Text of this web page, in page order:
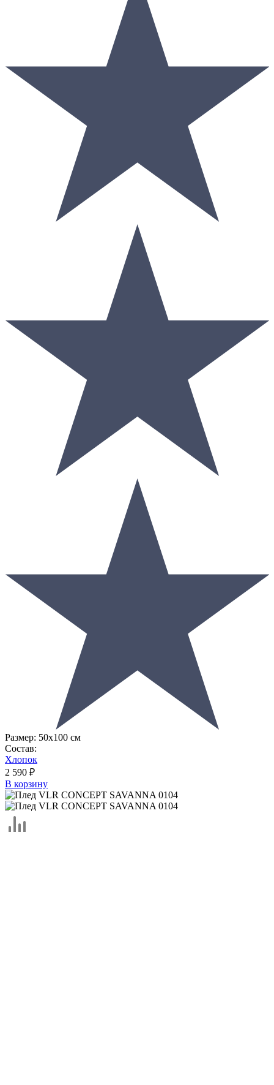
Размер: 50х100 см
Состав:
Хлопок
2 590 ₽
В корзину